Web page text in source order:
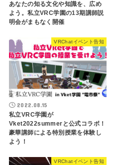
あなたの知る文化や知識を、広め
よう。私立VRC学園の13期講師説
明会がまもなく開催
VRChatイベント告知
2022.08.15
私立VRC学園が
Vket2022summerと公式コラボ！
豪華講師による特別授業を体験し
よう！
VRChatイベント告知